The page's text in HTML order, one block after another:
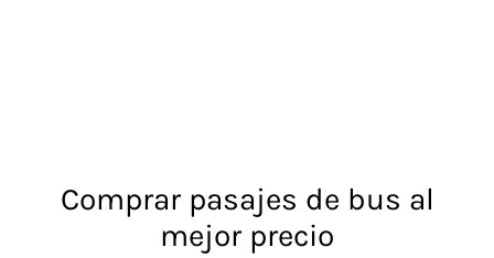
Comprar pasajes de bus al
mejor precio